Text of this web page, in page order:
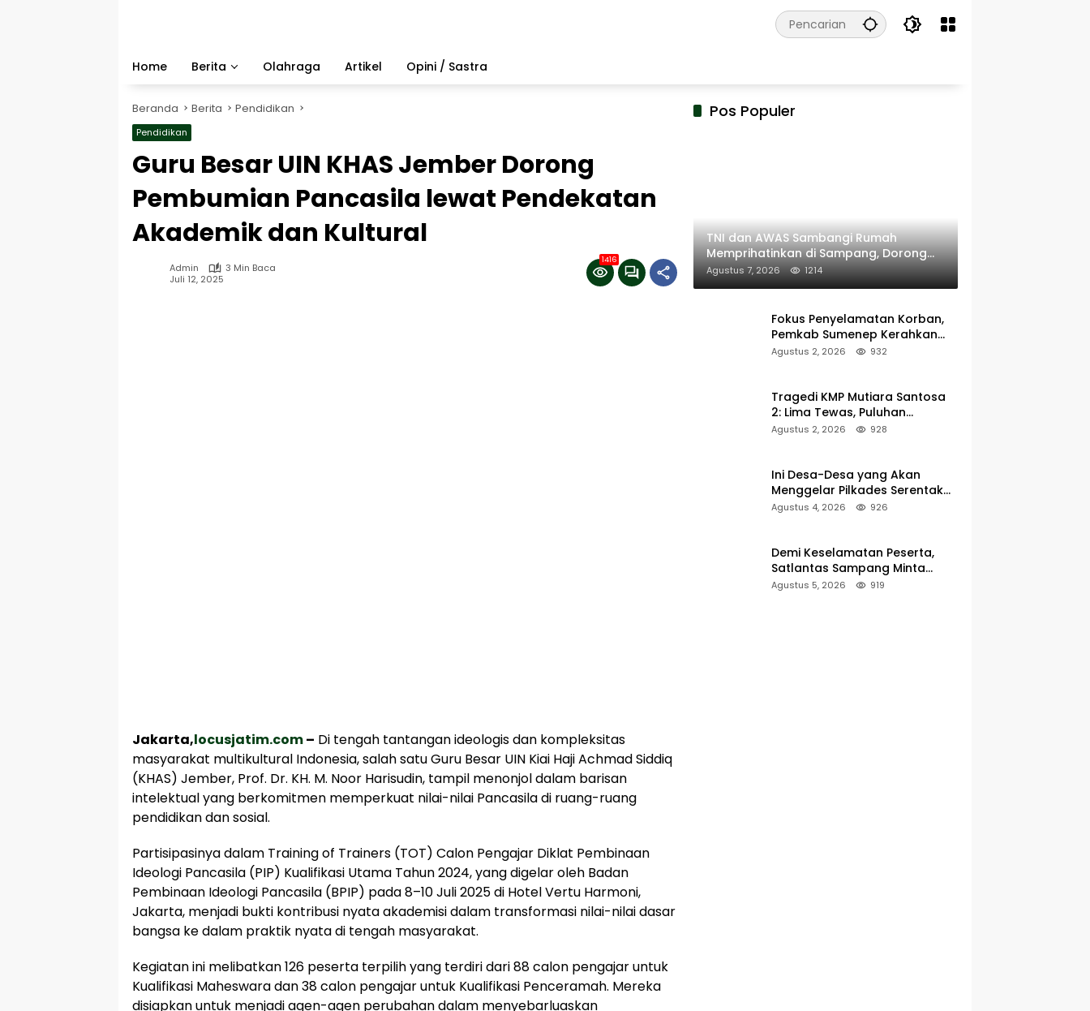
Home
Berita Olahraga Artikel Opini / Sastra
Beranda Berita Pendidikan
Pendidikan
Guru Besar UIN KHAS Jember Dorong
Pembumian Pancasila lewat Pendekatan
Akademik dan Kultural
Admin
3 Min Baca
Juli 12, 2025
1416
Jakarta,locusjatim.com– Di tengah tantangan ideologis dan kompleksitas
masyarakat multikultural Indonesia, salah satu Guru Besar UIN Kiai Haji Achmad Siddiq
(KHAS) Jember, Prof. Dr. KH. M. Noor Harisudin, tampil menonjol dalam barisan
intelektual yang berkomitmen memperkuat nilai-nilai Pancasila di ruang-ruang
pendidikan dan sosial.
Partisipasinya dalam Training of Trainers (TOT) Calon Pengajar Diklat Pembinaan
Ideologi Pancasila (PIP) Kualifikasi Utama Tahun 2024, yang digelar oleh Badan
Pembinaan Ideologi Pancasila (BPIP) pada 8–10 Juli 2025 di Hotel Vertu Harmoni,
Jakarta, menjadi bukti kontribusi nyata akademisi dalam transformasi nilai-nilai dasar
bangsa ke dalam praktik nyata di tengah masyarakat.
Kegiatan ini melibatkan 126 peserta terpilih yang terdiri dari 88 calon pengajar untuk
Kualifikasi Maheswara dan 38 calon pengajar untuk Kualifikasi Penceramah. Mereka
disiapkan untuk menjadi agen-agen perubahan dalam menyebarluaskan
Pos Populer
TNI dan AWAS Sambangi Rumah
Memprihatinkan di Sampang, Dorong
Pemerintah Beri Bantuan RTLH
Agustus 7, 2026 1214
Fokus Penyelamatan Korban,
Pemkab Sumenep Kerahkan
Tim Medis dan Ambulans ke
Agustus 2, 2026 932
Tragedi KMP Mutiara Santosa
2: Lima Tewas, Puluhan
Penumpang Masih Dalam
Agustus 2, 2026 928
Ini Desa-Desa yang Akan
Menggelar Pilkades Serentak
2027 di Kabupaten Sumenep
Agustus 4, 2026 926
Demi Keselamatan Peserta,
Satlantas Sampang Minta
Latihan Gerak Jalan Pindah ke
Agustus 5, 2026 919